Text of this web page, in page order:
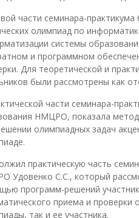
части семинара-
олимпиад по
системы
и программном
Для теоретической и
были рассмотрены как
части семинара-
НМЦРО, показала
олимпиадных задач
практическую часть
Удовенко С.С., который
программ-решений
приема и проверки
так и ее участника.